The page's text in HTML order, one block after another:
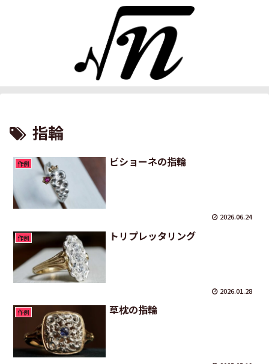
指輪
作例 ビショーネの指輪
2026.06.24
作例 トリプレッタリング
2026.01.28
作例 草枕の指輪